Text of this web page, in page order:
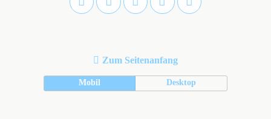
Zum Seitenanfang
Mobil Desktop